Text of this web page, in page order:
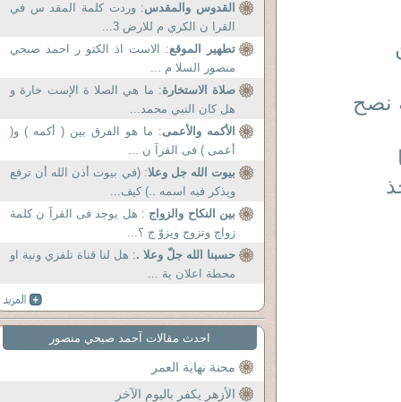
نصح
القدوس والمقدس: وردت كلمة المقد س في
القرا ن الكري م للارض 3...
تطهير الموقع: الاست اذ الكتو ر احمد صبحي
منصور السلا م ...
صلاة الاستخارة: ما هي الصلا ة الإست خارة و
هل كان النبي محمد...
الأكمه والأعمى: ما هو الفرق بين ( أكمه ) و(
أعمى ) فى القرآ ن ...
بيوت الله جل وعلا: (في بيوت أذن الله أن ترفع
ويذكر فيه اسمه ..) كيف...
بين النكاح والزواج : هل يوجد فى القرآ ن كلمة
زواج وتزوج ويزوّ ج ؟...
حسبنا الله جلّ وعلا .: هل لنا قناة تلفزي ونية او
محطة اعلان ية ...
احدث مقالات آحمد صبحي منصور
محنة نهاية العمر
الأزهر يكفر باليوم الآخر